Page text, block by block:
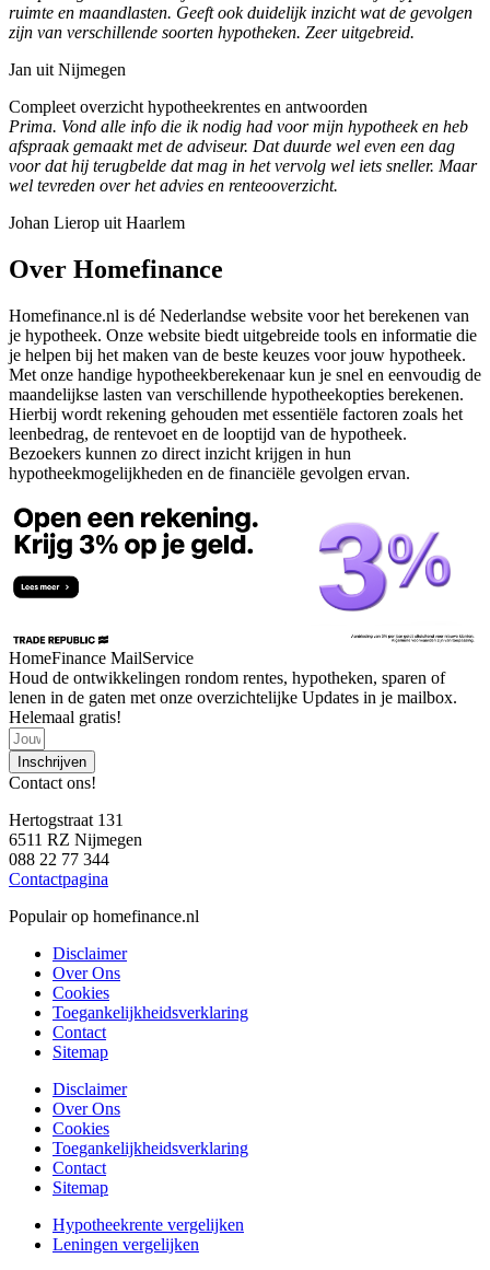
ruimte en maandlasten. Geeft ook duidelijk inzicht wat de gevolgen
zijn van verschillende soorten hypotheken. Zeer uitgebreid.
Jan uit Nijmegen
Compleet overzicht hypotheekrentes en antwoorden
Prima. Vond alle info die ik nodig had voor mijn hypotheek en heb
afspraak gemaakt met de adviseur. Dat duurde wel even een dag
voor dat hij terugbelde dat mag in het vervolg wel iets sneller. Maar
wel tevreden over het advies en renteooverzicht.
Johan Lierop uit Haarlem
Over Homefinance
Homefinance.nl is dé Nederlandse website voor het berekenen van
je hypotheek. Onze website biedt uitgebreide tools en informatie die
je helpen bij het maken van de beste keuzes voor jouw hypotheek.
Met onze handige hypotheekberekenaar kun je snel en eenvoudig de
maandelijkse lasten van verschillende hypotheekopties berekenen.
Hierbij wordt rekening gehouden met essentiële factoren zoals het
leenbedrag, de rentevoet en de looptijd van de hypotheek.
Bezoekers kunnen zo direct inzicht krijgen in hun
hypotheekmogelijkheden en de financiële gevolgen ervan.
HomeFinance MailService
Houd de ontwikkelingen rondom rentes, hypotheken, sparen of
lenen in de gaten met onze overzichtelijke Updates in je mailbox.
Helemaal gratis!
Inschrijven
Contact ons!
Hertogstraat 131
6511 RZ Nijmegen
088 22 77 344
Contactpagina
Populair op homefinance.nl
Disclaimer
Over Ons
Cookies
Toegankelijkheidsverklaring
Contact
Sitemap
Disclaimer
Over Ons
Cookies
Toegankelijkheidsverklaring
Contact
Sitemap
Hypotheekrente vergelijken
Leningen vergelijken